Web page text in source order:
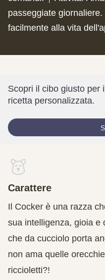
passeggiate giornaliere.
facilmente alla vita
Scopri il cibo giusto per
ricetta personalizzata.
Carattere
Il Cocker è una razza
sua intelligenza, gioia e
che da cucciolo porta
non ama quelle
riccioletti?!